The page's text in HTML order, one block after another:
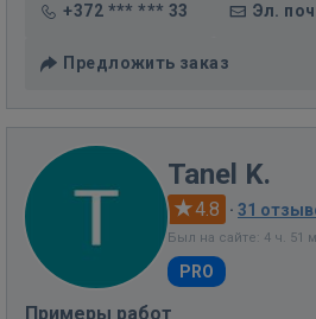
+372 *** *** 33 Эл.
Предложить заказ
Tanel K.
4.8 · 31
Был на сайте: 4 ч. 51
PRO
Примеры работ